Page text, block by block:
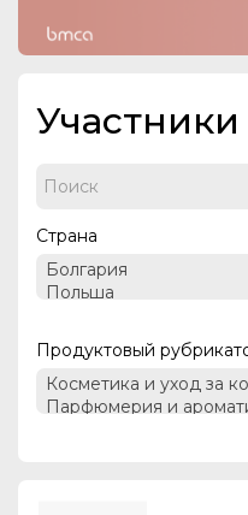
Участники
Страна
Продуктовый